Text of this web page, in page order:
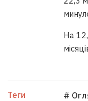
На
Теги #